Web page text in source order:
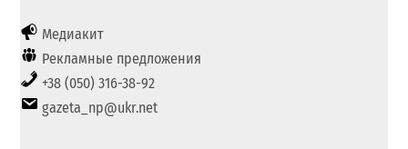
Медиакит
Рекламные предложения
+38 (050) 316-38-92
gazeta_np@ukr.net